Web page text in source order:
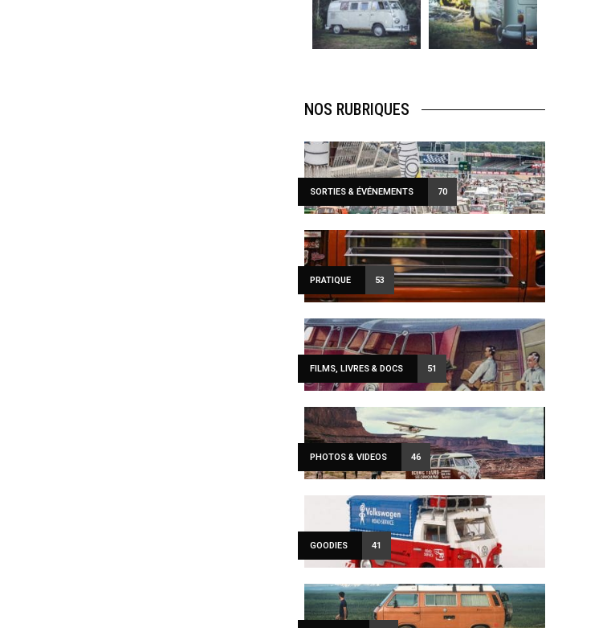
Sign Up to Our Newsletter
Août 10
120
0
Août 10
108
0
NOS RUBRIQUES
SORTIES & ÉVÉNEMENTS 70
PRATIQUE 53
FILMS, LIVRES & DOCS 51
PHOTOS & VIDEOS 46
GOODIES 41